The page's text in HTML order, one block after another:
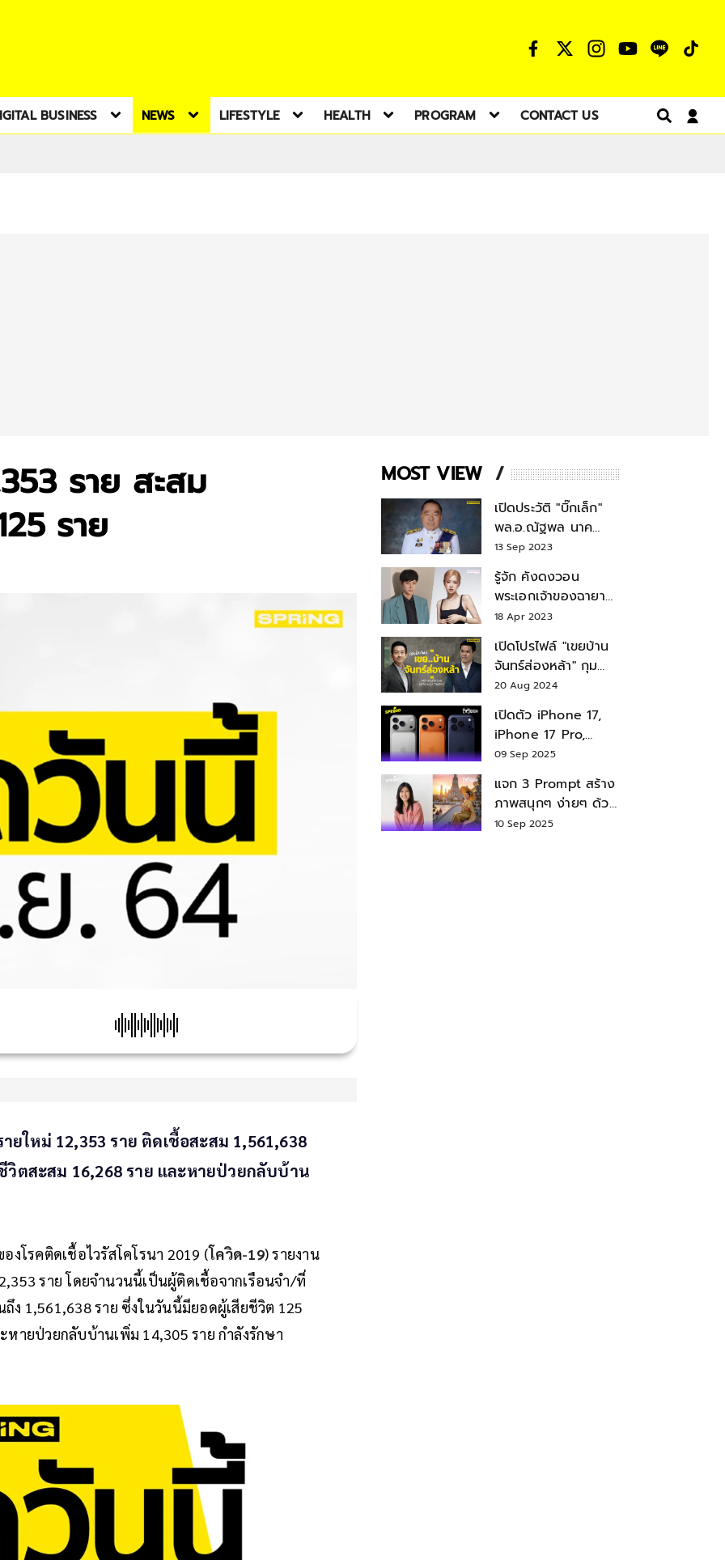
BUSINESS NEWS LIFESTYLE HEALTH PROGRAM CONTACT US
ราย สะสม
ราย
ใหม่ 12,353 ราย ติดเชื้อสะสม 1,561,638
วิตสะสม 16,268 ราย และหายป่วยกลับบ้าน
โรคติดเชื้อไวรัสโคโรนา 2019 (โควิด-19) รายงาน
ราย โดยจำนวนนี้เป็นผู้ติดเชื้อจากเรือนจำ/ที่
1,561,638 ราย ซึ่งในวันนี้มียอดผู้เสียชีวิต 125
ายป่วยกลับบ้านเพิ่ม 14,305 ราย กำลังรักษา
MOST VIEW
เปิดประวัติ "บิ๊กเล็ก"
พล.อ.ณัฐพล นาค
พาณิชย์ จากเลขาฯ
สมช.-เลขาฯ
รมว.กลาโหม
13 Sep 2023
รู้จัก คังดงวอน
พระเอกเจ้าของฉายา
สมบัติแห่งชาติ หลังมี
18 Apr 2023
เปิดโปรไฟล์ "เขยบ้าน
จันทร์ส่องหล้า" กุม
บังเหียนธุรกิจตระกูล
"ชินวัตร"
20 Aug 2024
เปิดตัว iPhone 17,
iPhone 17 Pro,
iPhone 17 Air สเปค
09 Sep 2025
แจก 3 Prompt สร้าง
ภาพสนุกๆ ง่ายๆ ด้วย
Nano Banana ใน
10 Sep 2025